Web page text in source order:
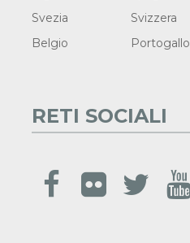
Svezia
Svizzera
Belgio
Portogallo
RETI SOCIALI